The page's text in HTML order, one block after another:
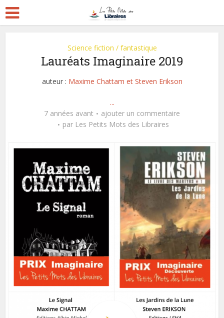
Science fiction / fantastique
Lauréats Imaginaire 2019
auteur : Maxime Chattam et Steven Erikson
...
7 années avant
ajouter un commentaire
par Les Petits Mots des Libraires